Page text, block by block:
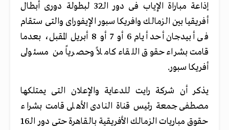
إذاعة مباراة الإياب فى دور الـ32 لبطولة دورى أبطال
أفريقيا بين الزمالك وافريكا سبور الإيفوراى والتى ستقام
فى أبيدجان أحد أيام 6 أو 7 أو 8 أبريل المقبل، بعدما
قامت بشراء حقوق اللقاء كاملاً وحصرياً من مسئولى
أفريكا سبور.
يذكر أن شركة رايت للدعاية والإعلان التى يمتلكها
مصطفى جمعة رئيس قناة النادى الأهلى قامت بشراء
حقوق مباريات الزمالك الأفريقية بالقاهرة حتى دور الـ16